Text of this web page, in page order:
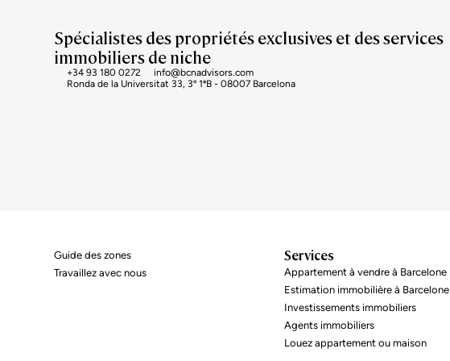
Spécialistes des propriétés exclusives et des services
immobiliers de niche
+34 93 180 0272
info@bcnadvisors.com
Ronda de la Universitat 33, 3º 1ªB - 08007 Barcelona
Guide des zones
Travaillez avec nous
Services
Appartement à vendre à Barcelone
Estimation immobilière à Barcelone
Investissements immobiliers
Agents immobiliers
Louez appartement ou maison